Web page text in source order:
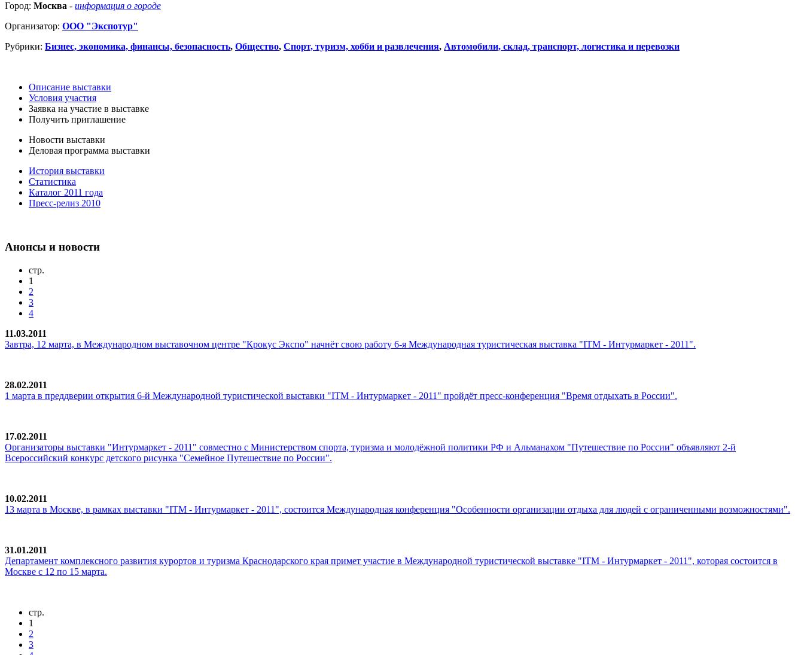
Город: Москва - информация о городе
Организатор: ООО "Экспотур"
Рубрики: Бизнес, экономика, финансы, безопасность, Общество, Спорт, туризм, хобби и развлечения, Автомобили, склад, транспорт, логистика и перевозки
Описание выставки
Условия участия
Заявка на участие в выставке
Получить приглашение
Новости выставки
Деловая программа выставки
История выставки
Статистика
Каталог 2011 года
Пресс-релиз 2010
Анонсы и новости
стр.
1
2
3
4
11.03.2011
Завтра, 12 марта, в Международном выставочном центре "Крокус Экспо" начнёт свою работу 6-я Международная туристическая выставка "ITM - Интурмаркет - 2011".
28.02.2011
1 марта в преддверии открытия 6-й Международной туристической выставки "ITM - Интурмаркет - 2011" пройдёт пресс-конференция "Время отдыхать в России".
17.02.2011
Организаторы выставки "Интурмаркет - 2011" совместно с Министерством спорта, туризма и молодёжной политики РФ и Альманахом "Путешествие по России" объявляют 2-й
Всероссийский конкурс детского рисунка "Семейное Путешествие по России".
10.02.2011
13 марта в Москве, в рамках выставки "ITM - Интурмаркет - 2011", состоится Международная конференция "Особенности организации отдыха для людей с ограниченными возможностями".
31.01.2011
Департамент комплексного развития курортов и туризма Краснодарского края примет участие в Международной туристической выставке "ITM - Интурмаркет - 2011", которая состоится в
Москве с 12 по 15 марта.
стр.
1
2
3